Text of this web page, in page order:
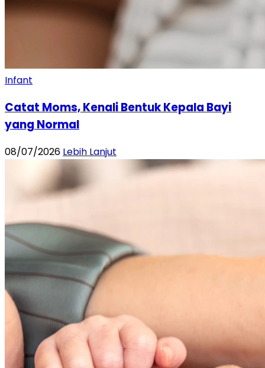
Infant
Catat Moms, Kenali Bentuk Kepala Bayi
yang Normal
08/07/2026 Lebih Lanjut